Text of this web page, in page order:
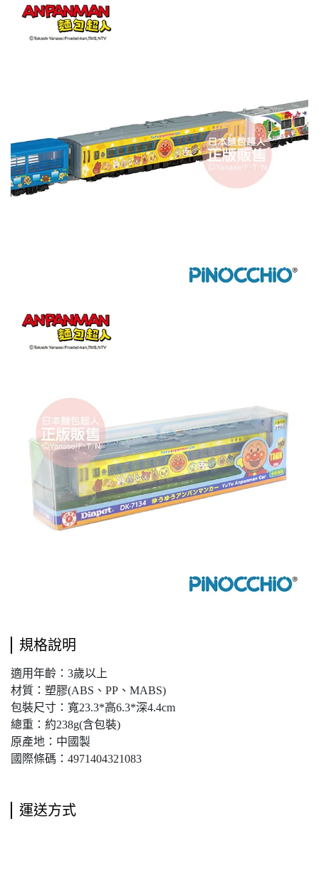
規格說明
適用年齡：3歲以上
材質：塑膠(ABS、PP、MABS)
包裝尺寸：寬23.3*高6.3*深4.4cm
總重：約238g(含包裝)
原產地：中國製
國際條碼：4971404321083
運送方式